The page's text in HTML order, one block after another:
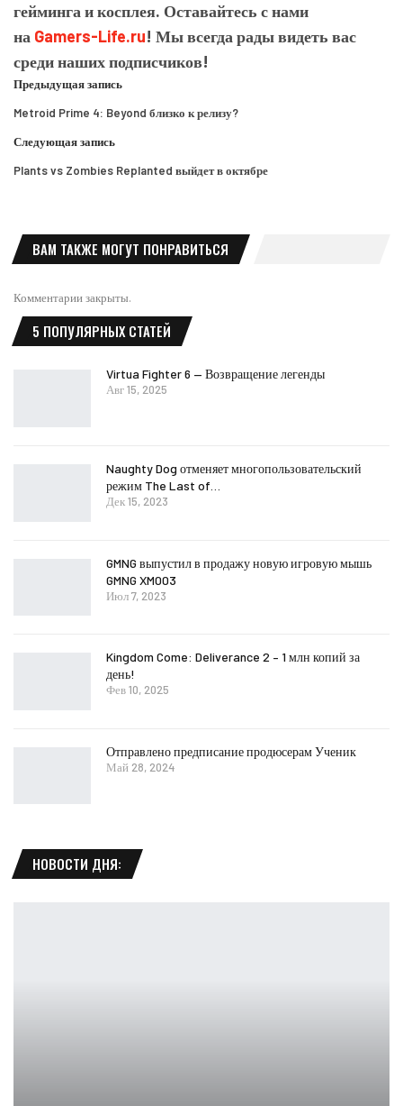
гейминга и косплея. Оставайтесь с нами
на Gamers-Life.ru! Мы всегда рады видеть вас
среди наших подписчиков!
Предыдущая запись
Metroid Prime 4: Beyond близко к релизу?
Следующая запись
Plants vs Zombies Replanted выйдет в октябре
ВАМ ТАКЖЕ МОГУТ ПОНРАВИТЬСЯ
Комментарии закрыты.
5 ПОПУЛЯРНЫХ СТАТЕЙ
Virtua Fighter 6 — Возвращение легенды
Авг 15, 2025
Naughty Dog отменяет многопользовательский
режим The Last of…
Дек 15, 2023
GMNG выпустил в продажу новую игровую мышь
GMNG XM003
Июл 7, 2023
Kingdom Come: Deliverance 2 – 1 млн копий за
день!
Фев 10, 2025
Отправлено предписание продюсерам Ученик
Май 28, 2024
НОВОСТИ ДНЯ: